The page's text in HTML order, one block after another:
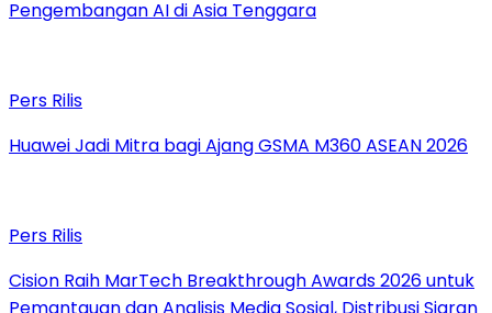
Pengembangan AI di Asia Tenggara
Pers Rilis
Huawei Jadi Mitra bagi Ajang GSMA M360 ASEAN 2026
Pers Rilis
Cision Raih MarTech Breakthrough Awards 2026 untuk
Pemantauan dan Analisis Media Sosial, Distribusi Siaran